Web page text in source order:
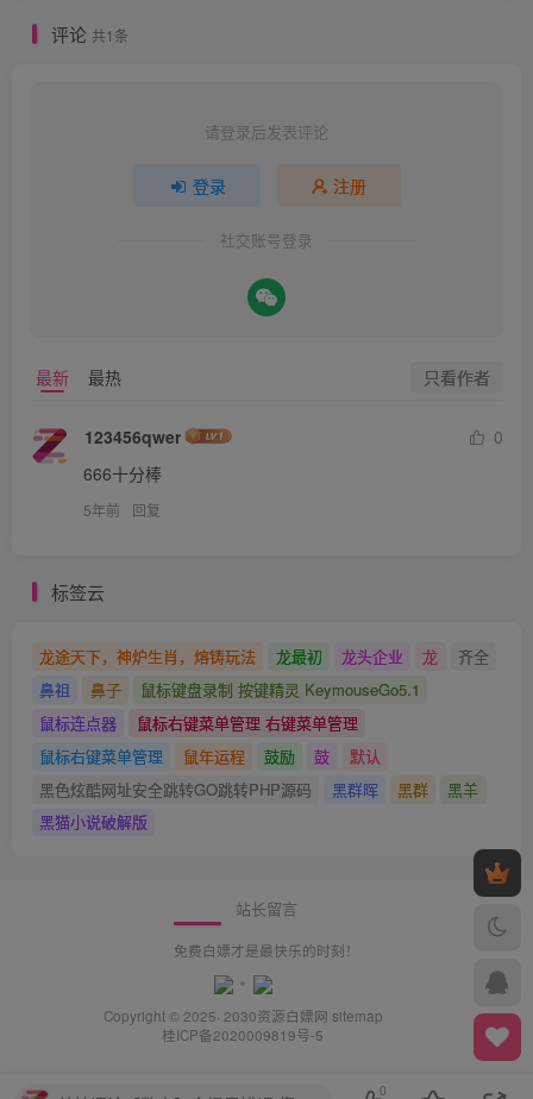
评论 共1条
请登录后发表评论
登录 注册
社交账号登录
最新 最热 只看作者
123456qwer
0
666十分棒
5年前 回复
标签云
龙途天下，神炉生肖，熔铸玩法 龙最初 龙头企业 龙
齐全
鼻祖
鼻子
鼠标键盘录制 按键精灵 KeymouseGo5.1
鼠标连点器
鼠标右键菜单管理 右键菜单管理
鼠标右键菜单管理
鼠年运程 鼓励 鼓
默认
黑色炫酷网址安全跳转GO跳转PHP源码
黑群晖 黑群
黑羊
黑猫小说破解版
站长留言
免费白嫖才是最快乐的时刻！
Copyright © 2025· 2030资源白嫖网 sitemap
桂ICP备2020009819号-5
0